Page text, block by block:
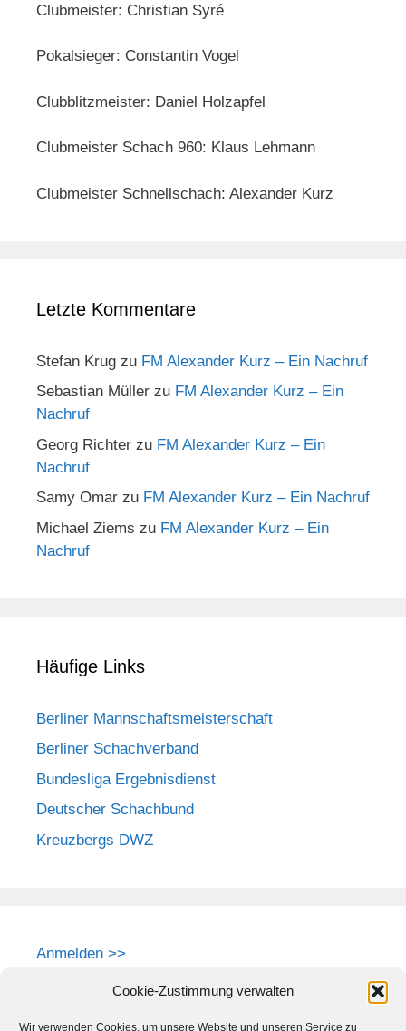
Cookie-Zustimmung verwalten
Wir verwenden Cookies, um unsere Website und unseren Service zu
Clubmeister: Christian Syré
Pokalsieger: Constantin Vogel
Clubblitzmeister: Daniel Holzapfel
Clubmeister Schach 960: Klaus Lehmann
Clubmeister Schnellschach: Alexander Kurz
Letzte Kommentare
Stefan Krug zu FM Alexander Kurz – Ein Nachruf
Sebastian Müller zu FM Alexander Kurz – Ein
Nachruf
Georg Richter zu FM Alexander Kurz – Ein
Nachruf
Samy Omar zu FM Alexander Kurz – Ein Nachruf
Michael Ziems zu FM Alexander Kurz – Ein
Nachruf
Häufige Links
Berliner Mannschaftsmeisterschaft
Berliner Schachverband
Bundesliga Ergebnisdienst
Deutscher Schachbund
Kreuzbergs DWZ
Anmelden >>